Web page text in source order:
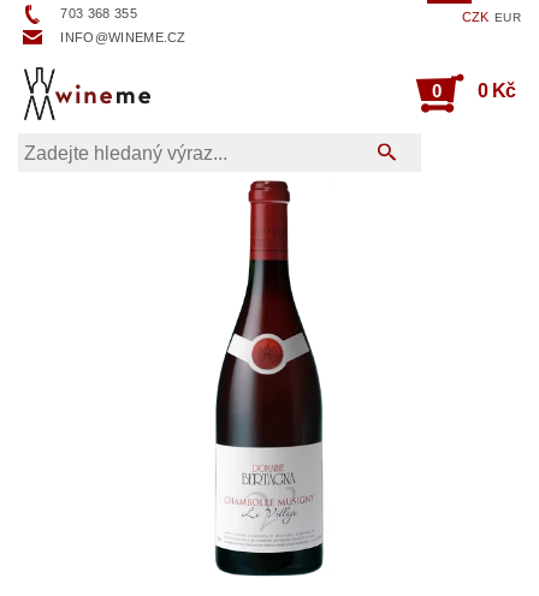
703 368 355
INFO@WINEME.CZ
CZK EUR
0 0 Kč